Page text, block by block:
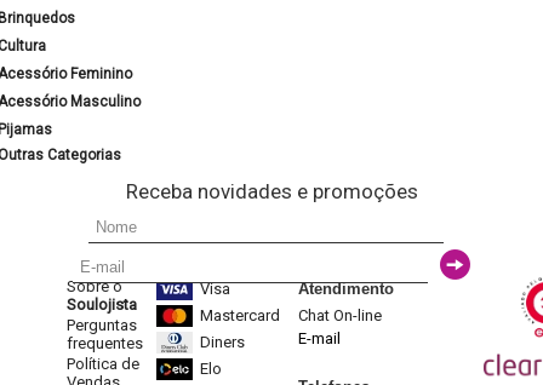
Feminino
Masculino
Categorias
Receba novidades e promoções
Sobre o
Soulojista
Perguntas
frequentes
Política de
Visa
Mastercard
Diners
Elo
Atendimento
Chat On-line
E-mail